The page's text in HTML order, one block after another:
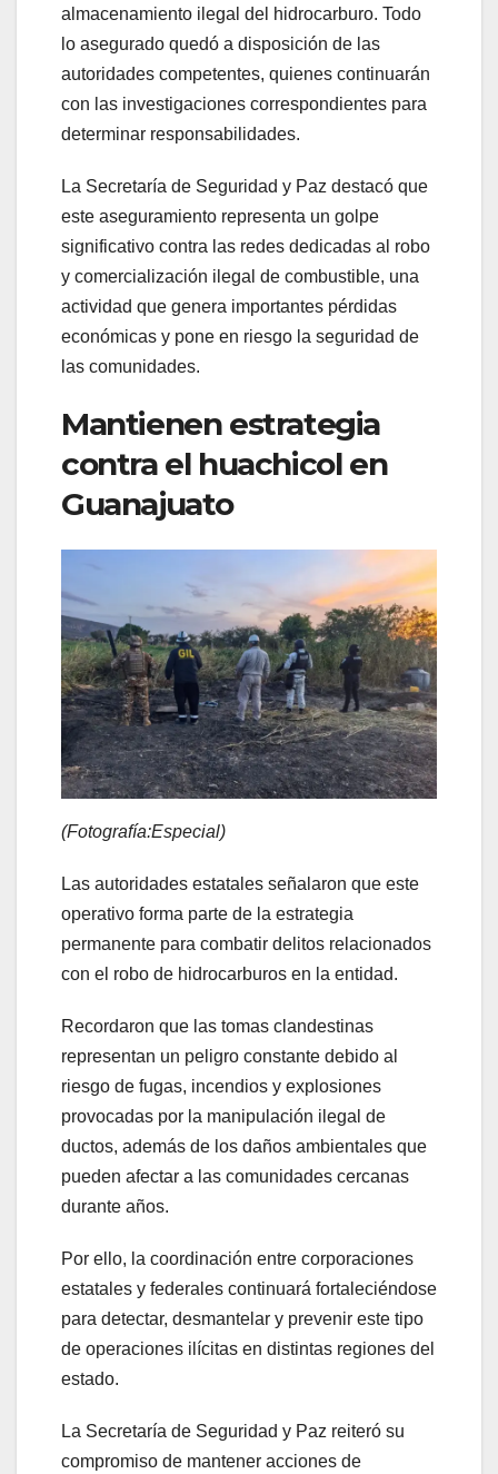
almacenamiento ilegal del hidrocarburo. Todo
lo asegurado quedó a disposición de las
autoridades competentes, quienes continuarán
con las investigaciones correspondientes para
determinar responsabilidades.
La Secretaría de Seguridad y Paz destacó que
este aseguramiento representa un golpe
significativo contra las redes dedicadas al robo
y comercialización ilegal de combustible, una
actividad que genera importantes pérdidas
económicas y pone en riesgo la seguridad de
las comunidades.
Mantienen estrategia
contra el huachicol en
Guanajuato
(Fotografía:Especial)
Las autoridades estatales señalaron que este
operativo forma parte de la estrategia
permanente para combatir delitos relacionados
con el robo de hidrocarburos en la entidad.
Recordaron que las tomas clandestinas
representan un peligro constante debido al
riesgo de fugas, incendios y explosiones
provocadas por la manipulación ilegal de
ductos, además de los daños ambientales que
pueden afectar a las comunidades cercanas
durante años.
Por ello, la coordinación entre corporaciones
estatales y federales continuará fortaleciéndose
para detectar, desmantelar y prevenir este tipo
de operaciones ilícitas en distintas regiones del
estado.
La Secretaría de Seguridad y Paz reiteró su
compromiso de mantener acciones de